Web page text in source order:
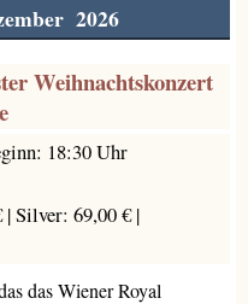
2026
Weihnachtskonzert
18:30 Uhr
|Silver: 69,00 € |
das Wiener Royal